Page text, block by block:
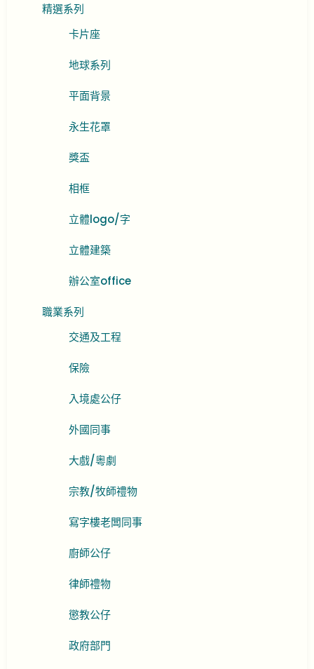
精選系列
卡片座
地球系列
平面背景
永生花罩
獎盃
相框
立體logo/字
立體建築
辦公室office
職業系列
交通及工程
保險
入境處公仔
外國同事
大戲/粵劇
宗教/牧師禮物
寫字樓老闆同事
廚師公仔
律師禮物
懲教公仔
政府部門